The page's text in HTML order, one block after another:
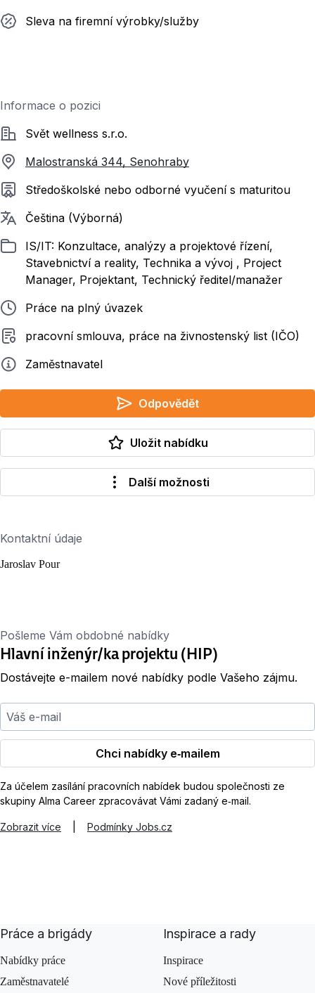
Sleva na firemní výrobky/služby
Informace o pozici
SpolečnostSvět wellness s.r.o.
Malostranská 344, Senohraby
Požadované vzdělání
Středoškolské nebo odborné vyučení s maturitou
Požadované jazyky
Čeština (Výborná)
ZařazenoIS/IT: Konzultace, analýzy a projektové řízení,
Stavebnictví a reality, Technika a vývoj , Project
Manager, Projektant, Technický ředitel/manažer
Typ pracovního poměru
Práce na plný úvazek
Typ smluvního vztahu
pracovní smlouva, práce na živnostenský list (IČO)
ZadavatelZaměstnavatel
Odpovědět
Uložit nabídku
Další možnosti
Kontaktní údaje
Jaroslav Pour
Pošleme Vám obdobné nabídky
Hlavní inženýr/ka projektu (HIP)
Dostávejte e-mailem nové nabídky podle Vašeho zájmu.
Váš e-mail
Chci nabídky e‑mailem
Za účelem zasílání pracovních nabídek budou společnosti ze
skupiny Alma Career zpracovávat Vámi zadaný e‑mail.
Zobrazit více Podmínky Jobs.cz
Práce a brigády
Nabídky práce
Zaměstnavatelé
Inspirace a rady
Inspirace
Nové příležitosti